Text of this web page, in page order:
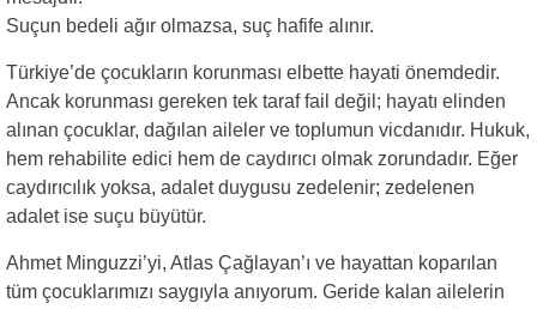
Suçun bedeli ağır olmazsa, suç hafife alınır.
Türkiye’de çocukların korunması elbette hayati önemdedir.
Ancak korunması gereken tek taraf fail değil; hayatı elinden
alınan çocuklar, dağılan aileler ve toplumun vicdanıdır. Hukuk,
hem rehabilite edici hem de caydırıcı olmak zorundadır. Eğer
caydırıcılık yoksa, adalet duygusu zedelenir; zedelenen
adalet ise suçu büyütür.
Ahmet Minguzzi’yi, Atlas Çağlayan’ı ve hayattan koparılan
tüm çocuklarımızı saygıyla anıyorum. Geride kalan ailelerin